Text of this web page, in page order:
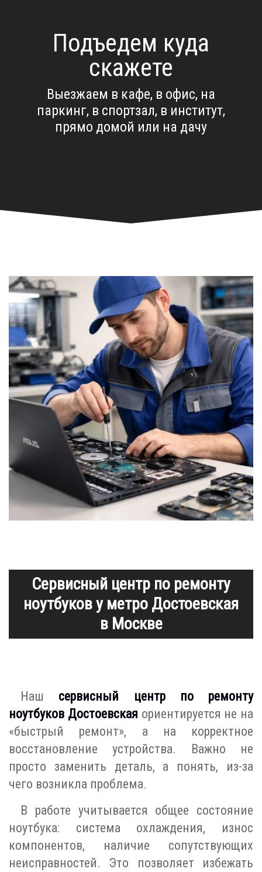
Подъедем куда
скажете
Выезжаем в кафе, в офис, на
паркинг, в спортзал, в институт,
прямо домой или на дачу
Сервисный центр по ремонту
ноутбуков у метро Достоевская
в Москве
Наш сервисный центр по ремонту
ноутбуков Достоевская ориентируется не на
«быстрый ремонт», а на корректное
восстановление устройства. Важно не
просто заменить деталь, а понять, из-за
чего возникла проблема.
В работе учитывается общее состояние
ноутбука: система охлаждения, износ
компонентов, наличие сопутствующих
неисправностей. Это позволяет избежать